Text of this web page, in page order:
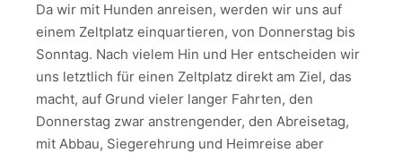
Da wir mit Hunden anreisen, werden wir uns auf
einem Zeltplatz einquartieren, von Donnerstag bis
Sonntag. Nach vielem Hin und Her entscheiden wir
uns letztlich für einen Zeltplatz direkt am Ziel, das
macht, auf Grund vieler langer Fahrten, den
Donnerstag zwar anstrengender, den Abreisetag,
mit Abbau, Siegerehrung und Heimreise aber